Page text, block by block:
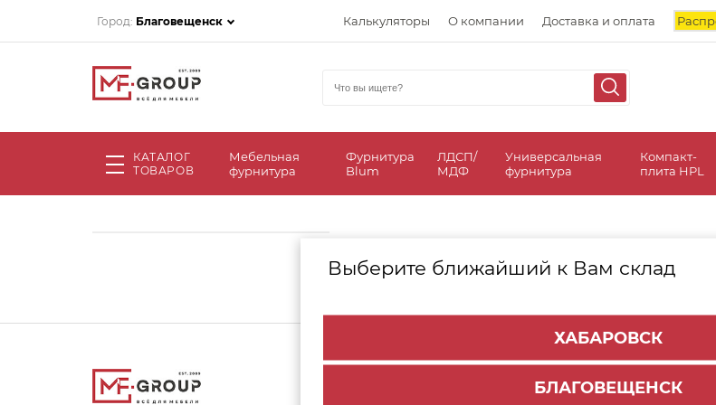
Город: Благовещенск Калькуляторы О компании Доставка и оплата
КАТАЛОГ
ТОВАРОВ
Мебельная
фурнитура
Фурнитура
Blum
ЛДСП/
МДФ
Универсальная
фурнитура
Компакт-
плита HPL
Выберите ближайший к Вам склад
ХАБАРОВСК
БЛАГОВЕЩЕНСК